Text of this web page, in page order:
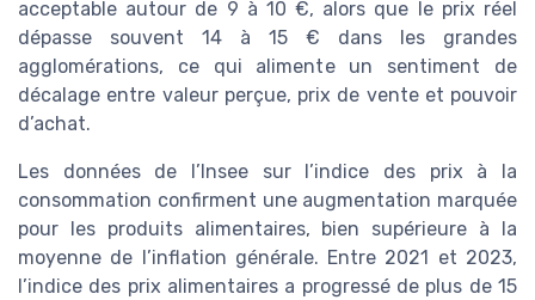
acceptable autour de 9 à 10 €, alors que le prix réel
dépasse souvent 14 à 15 € dans les grandes
agglomérations, ce qui alimente un sentiment de
décalage entre valeur perçue, prix de vente et pouvoir
d’achat.
Les données de l’Insee sur l’indice des prix à la
consommation confirment une augmentation marquée
pour les produits alimentaires, bien supérieure à la
moyenne de l’inflation générale. Entre 2021 et 2023,
l’indice des prix alimentaires a progressé de plus de 15